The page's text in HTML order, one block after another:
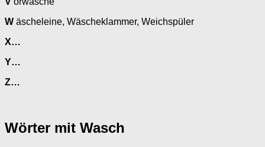
W äscheleine, Wäscheklammer, Weichspüler
X…
Y…
Z…
Wörter mit Wasch